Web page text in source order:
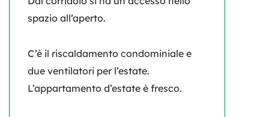
spazio all’aperto.
C’è il riscaldamento condominiale e
due ventilatori per l’estate.
L’appartamento d’estate è fresco.